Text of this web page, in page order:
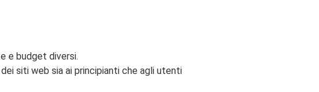
e budget diversi.
siti web sia ai principianti che agli utenti